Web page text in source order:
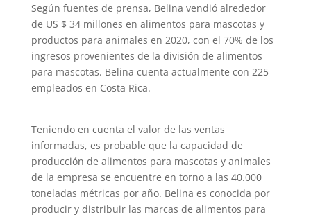
Según fuentes de prensa, Belina vendió alrededor
de US $ 34 millones en alimentos para mascotas y
productos para animales en 2020, con el 70% de los
ingresos provenientes de la división de alimentos
para mascotas. Belina cuenta actualmente con 225
empleados en Costa Rica.
Teniendo en cuenta el valor de las ventas
informadas, es probable que la capacidad de
producción de alimentos para mascotas y animales
de la empresa se encuentre en torno a las 40.000
toneladas métricas por año. Belina es conocida por
producir y distribuir las marcas de alimentos para